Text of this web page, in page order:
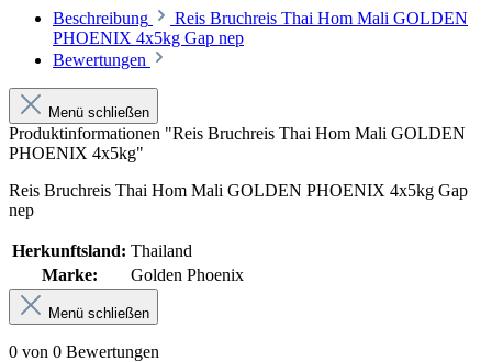
Beschreibung
Reis Bruchreis Thai Hom Mali GOLDEN
PHOENIX 4x5kg Gap nep
Bewertungen
Menü schließen
Produktinformationen "Reis Bruchreis Thai Hom Mali GOLDEN
PHOENIX 4x5kg"
Reis Bruchreis Thai Hom Mali GOLDEN PHOENIX 4x5kg Gap
nep
Herkunftsland: Thailand
Marke:
Golden Phoenix
Menü schließen
0 von 0 Bewertungen